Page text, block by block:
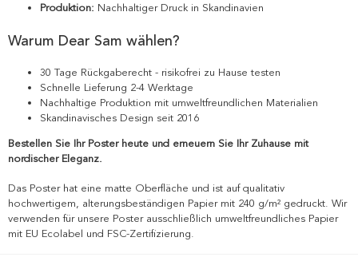
Produktion: Nachhaltiger Druck in Skandinavien
Warum Dear Sam wählen?
30 Tage Rückgaberecht - risikofrei zu Hause testen
Schnelle Lieferung 2-4 Werktage
Nachhaltige Produktion mit umweltfreundlichen Materialien
Skandinavisches Design seit 2016
Bestellen Sie Ihr Poster heute und erneuern Sie Ihr Zuhause mit
nordischer Eleganz.
Das Poster hat eine matte Oberfläche und ist auf qualitativ
hochwertigem, alterungsbeständigen Papier mit 240 g/m² gedruckt. Wir
verwenden für unsere Poster ausschließlich umweltfreundliches Papier
mit EU Ecolabel und FSC-Zertifizierung.